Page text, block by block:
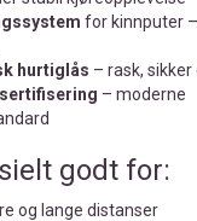
for kinnputer
hurtiglås – rask,
sertifisering – moderne
godt for:
og lange distanser